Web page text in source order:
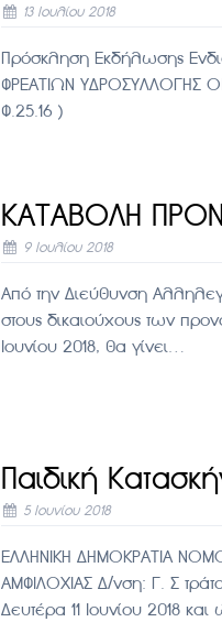
13 Ιουλίου 2018
Πρόσκληση Εκδήλωσης
ΦΡΕΑΤΙΩΝ ΥΔΡΟΣΥΛΛΟΓΗΣ
Φ.25.16 )
ΚΑΤΑΒΟΛΗ
9 Ιουλίου 2018
Από την Διεύθυνση
στους δικαιούχους των
Ιουνίου 2018, θα γίνει…
Παιδική
5 Ιουνίου 2018
ΕΛΛΗΝΙΚΗ
ΑΜΦΙΛΟΧΙΑΣ Δ/νση: Γ. Σ
Δευτέρα 11 Ιουνίου 2018